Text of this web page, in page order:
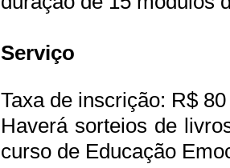
Serviço
Taxa de inscrição: R$
Haverá sorteios de
curso de Educação